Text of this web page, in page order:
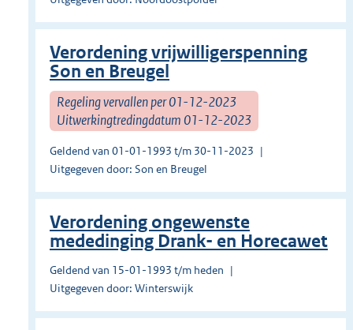
Verordening vrijwilligerspenning
Son en Breugel
Regeling vervallen per 01-12-2023
Uitwerkingtredingdatum 01-12-2023
Geldend van 01-01-1993 t/m 30-11-2023
Uitgegeven door: Son en Breugel
Verordening ongewenste
mededinging Drank- en Horecawet
Geldend van 15-01-1993 t/m heden
Uitgegeven door: Winterswijk